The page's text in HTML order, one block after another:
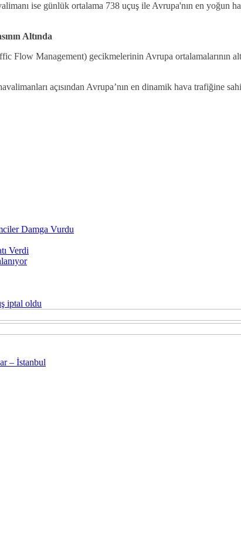
ise günlük ortalama 738 uçuş ile Avrupa'nın en yoğun
Altında
Flow Management) gecikmelerinin Avrupa
açısından Avrupa’nın en dinamik hava trafiğine
Damga Vurdu
Verdi
iptal oldu
– İstanbul